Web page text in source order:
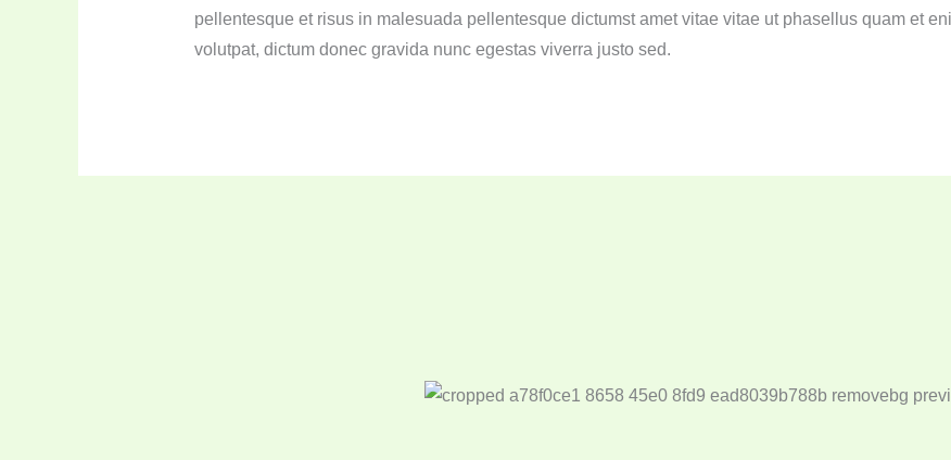
pellentesque et risus in malesuada pellentesque dictumst amet vitae vitae ut phasellus quam et
volutpat, dictum donec gravida nunc egestas viverra justo sed.